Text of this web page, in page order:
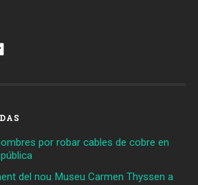
por robar cables de cobre en
del nou Museu Carmen Thyssen a